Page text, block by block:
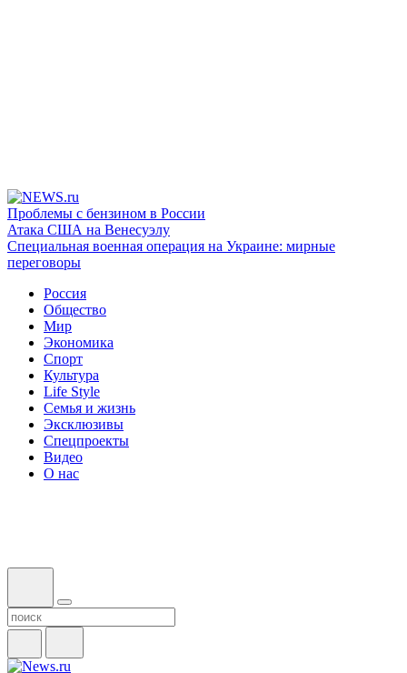
Проблемы с бензином в России
Атака США на Венесуэлу
Специальная военная операция на Украине: мирные
переговоры
Россия
Общество
Мир
Экономика
Спорт
Культура
Life Style
Семья и жизнь
Эксклюзивы
Спецпроекты
Видео
О нас